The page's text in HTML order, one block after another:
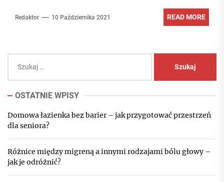
Redaktor 10 Października 2021 READ MORE
OSTATNIE WPISY
Domowa łazienka bez barier – jak przygotować przestrzeń
dla seniora?
Różnice między migreną a innymi rodzajami bólu głowy –
jak je odróżnić?